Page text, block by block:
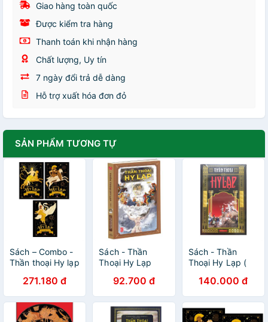
Giao hàng toàn quốc
Được kiểm tra hàng
Thanh toán khi nhận hàng
Chất lượng, Uy tín
7 ngày đổi trả dễ dàng
Hỗ trợ xuất hóa đơn đỏ
SẢN PHẨM TƯƠNG TỰ
Sách – Combo -
Thần thoại Hy lạp
271.180 đ
Sách - Thần
Thoại Hy Lạp
92.700 đ
Sách - Thần
Thoại Hy Lạp (
140.000 đ